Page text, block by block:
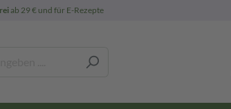
ab 29 € und für E-Rezepte